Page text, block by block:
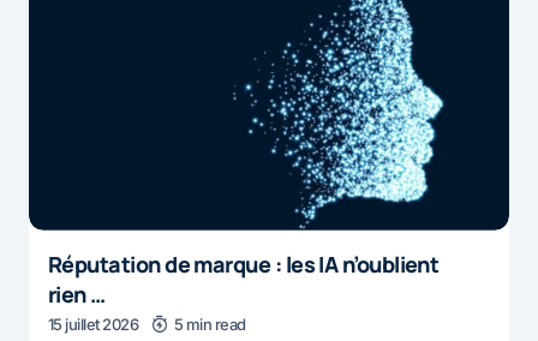
Réputation de marque : les IA n’oublient
rien …
15 juillet 2026 5 min read